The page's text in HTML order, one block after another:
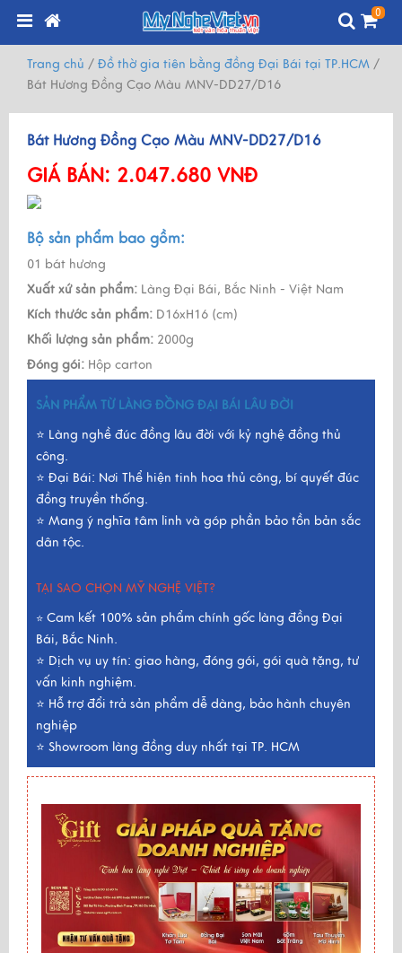
0
Trang chủ / Đồ thờ gia tiên bằng đồng Đại Bái tại TP.HCM /
Bát Hương Đồng Cạo Màu MNV-DD27/D16
Bát Hương Đồng Cạo Màu MNV-DD27/D16
GIÁ BÁN: 2.047.680 VNĐ
Bộ sản phẩm bao gồm:
01 bát hương
Xuất xứ sản phẩm: Làng Đại Bái, Bắc Ninh - Việt Nam
Kích thước sản phẩm: D16xH16 (cm)
Khối lượng sản phẩm: 2000g
Đóng gói: Hộp carton
SẢN PHẨM TỪ LÀNG ĐỒNG ĐẠI BÁI LÂU ĐỜI
⭐ Làng nghề đúc đồng lâu đời với kỷ nghệ đồng thủ
công.
⭐ Đại Bái: Nơi Thể hiện tinh hoa thủ công, bí quyết đúc
đồng truyền thống.
⭐ Mang ý nghĩa tâm linh và góp phần bảo tồn bản sắc
dân tộc.
TẠI SAO CHỌN MỸ NGHỆ VIỆT?
⭐ Cam kết 100% sản phẩm chính gốc làng đồng Đại
Bái, Bắc Ninh.
⭐ Dịch vụ uy tín: giao hàng, đóng gói, gói quà tặng, tư
vấn kinh nghiệm.
⭐ Hỗ trợ đổi trả sản phẩm dễ dàng, bảo hành chuyên
nghiệp
⭐ Showroom làng đồng duy nhất tại TP. HCM